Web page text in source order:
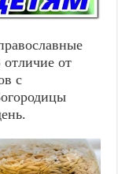
от
с